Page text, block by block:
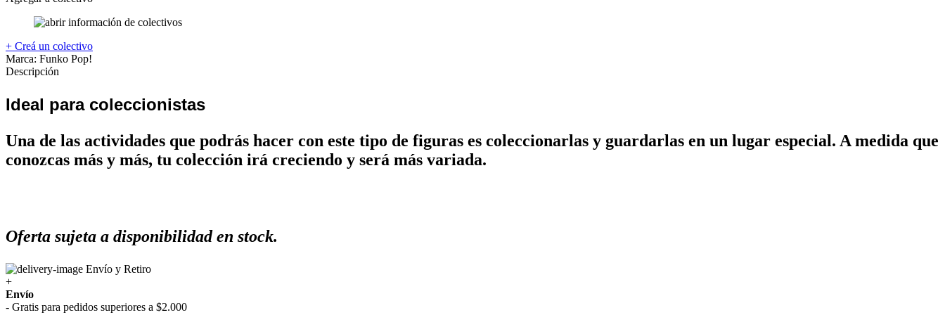
+ Creá un colectivo
Marca: Funko Pop!
Descripción
Ideal para coleccionistas
Una de las actividades que podrás hacer con este tipo de figuras es coleccionarlas y guardarlas en un lugar especial. A medida que
conozcas más y más, tu colección irá creciendo y será más variada.
Oferta sujeta a disponibilidad en stock.
Envío y Retiro
+
Envío
- Gratis para pedidos superiores a $2.000